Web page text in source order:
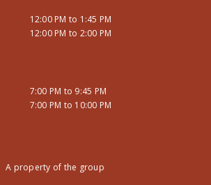
12:00 PM to 1:45 PM
12:00 PM to 2:00 PM
7:00 PM to 9:45 PM
7:00 PM to 10:00 PM
A property of the group